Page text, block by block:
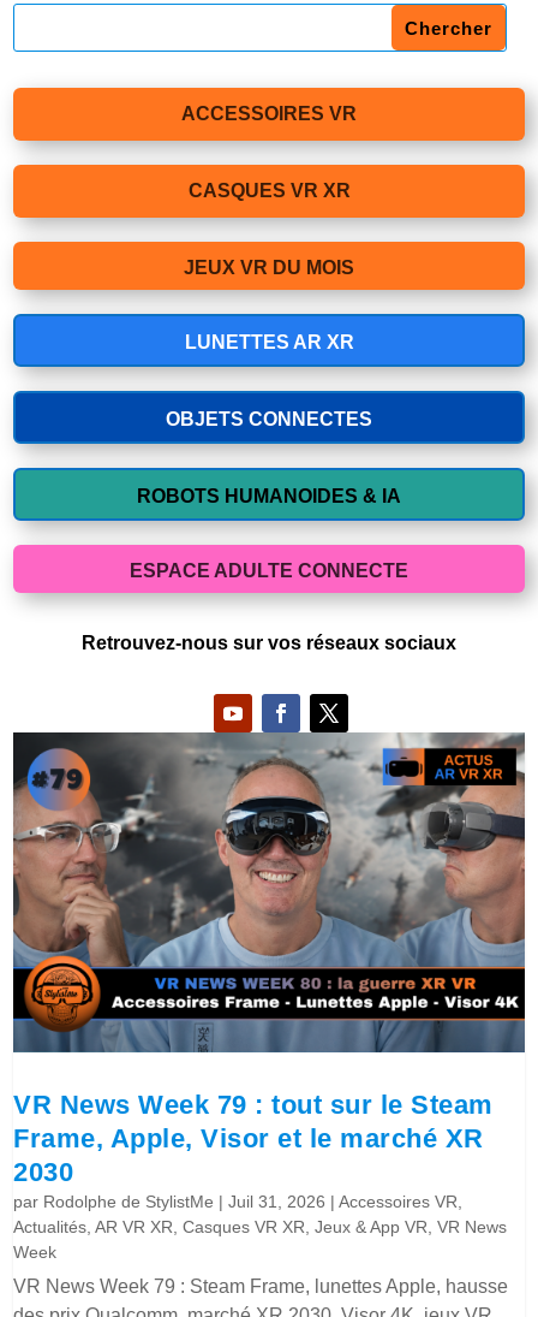
ACCESSOIRES VR
CASQUES VR XR
JEUX VR DU MOIS
LUNETTES AR XR
OBJETS CONNECTES
ROBOTS HUMANOIDES & IA
ESPACE ADULTE CONNECTE
Retrouvez-nous sur vos réseaux sociaux
VR News Week 79 : tout sur le Steam
Frame, Apple, Visor et le marché XR
2030
par Rodolphe de StylistMe |Juil 31, 2026 |Accessoires VR,
Actualités,AR VR XR,Casques VR XR,Jeux & App VR,VR News
Week
VR News Week 79 : Steam Frame, lunettes Apple, hausse